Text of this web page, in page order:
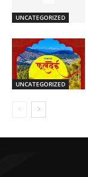
UNCATEGORIZED
UNCATEGORIZED